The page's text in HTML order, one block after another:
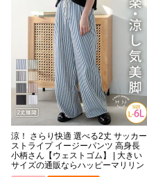
涼！ さらり快適 選べる2丈 サッカー
ストライプ イージーパンツ 高身長
小柄さん【ウェストゴム】 | 大きい
サイズの通販ならハッピーマリリン